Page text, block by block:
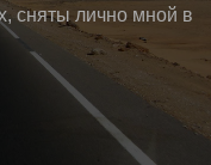
сняты лично мной в